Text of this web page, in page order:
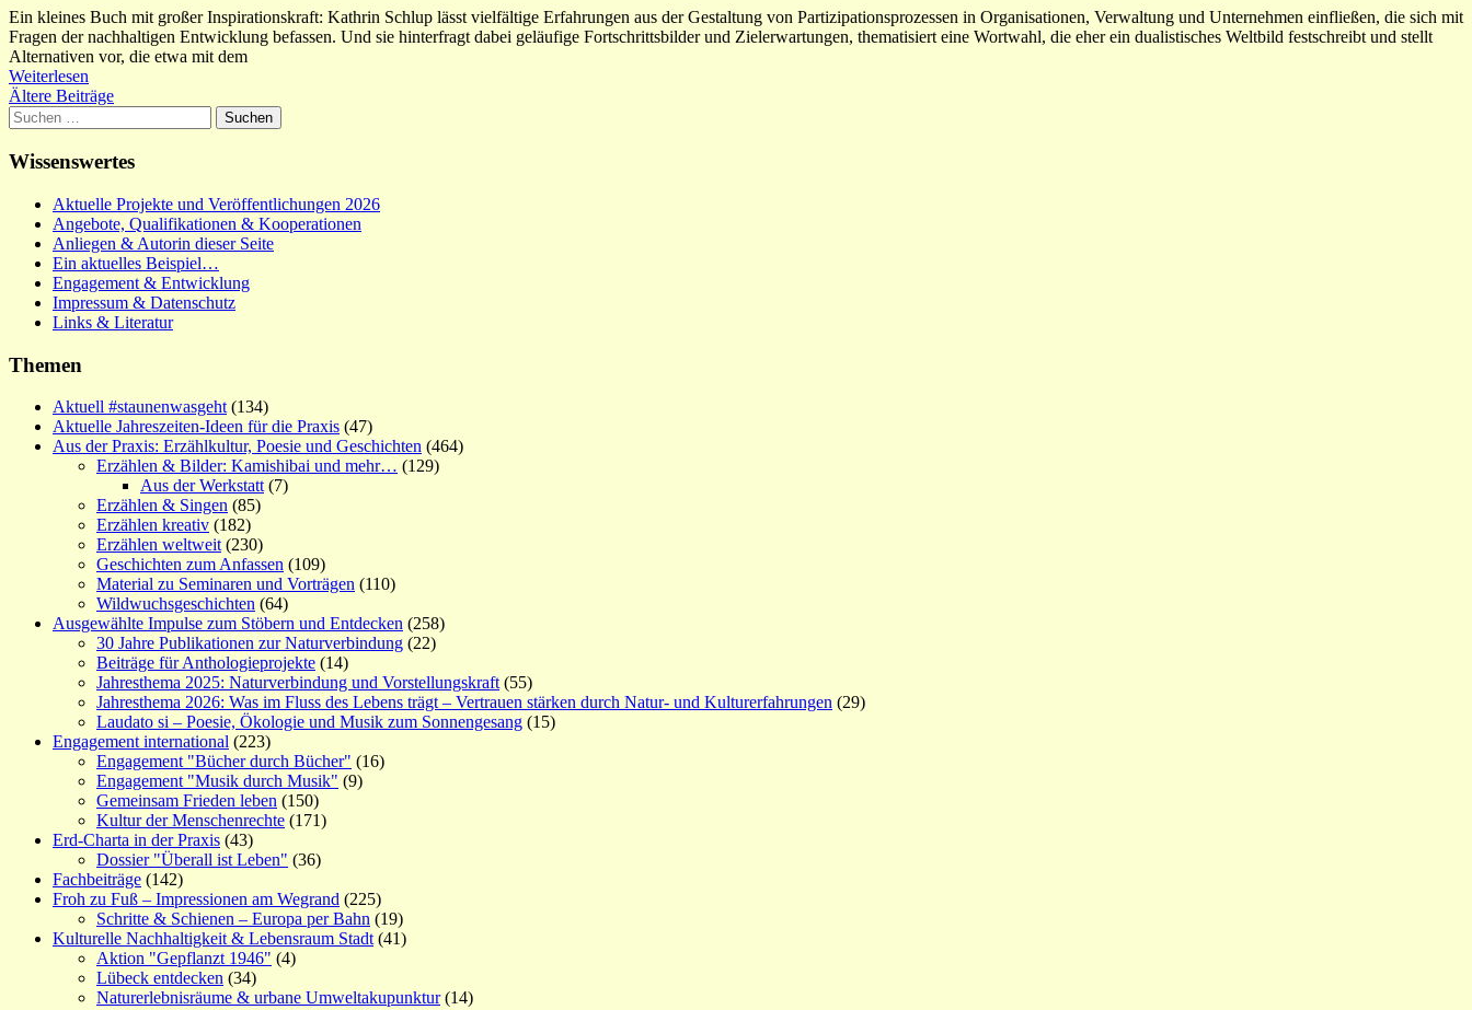
Ein kleines Buch mit großer Inspirationskraft: Kathrin Schlup lässt vielfältige Erfahrungen aus der Gestaltung von Partizipationsprozessen in Organisationen, Verwaltung und Unternehmen einfließen, die sich mit
Fragen der nachhaltigen Entwicklung befassen. Und sie hinterfragt dabei geläufige Fortschrittsbilder und Zielerwartungen, thematisiert eine Wortwahl, die eher ein dualistisches Weltbild festschreibt und stellt
Alternativen vor, die etwa mit dem
Weiterlesen
Beitragsnavigation
Ältere Beiträge
Suchen
nach:
Wissenswertes
Aktuelle Projekte und Veröffentlichungen 2026
Angebote, Qualifikationen & Kooperationen
Anliegen & Autorin dieser Seite
Ein aktuelles Beispiel…
Engagement & Entwicklung
Impressum & Datenschutz
Links & Literatur
Themen
Aktuell #staunenwasgeht (134)
Aktuelle Jahreszeiten-Ideen für die Praxis (47)
Aus der Praxis: Erzählkultur, Poesie und Geschichten (464)
Erzählen & Bilder: Kamishibai und mehr… (129)
Aus der Werkstatt (7)
Erzählen & Singen (85)
Erzählen kreativ (182)
Erzählen weltweit (230)
Geschichten zum Anfassen (109)
Material zu Seminaren und Vorträgen (110)
Wildwuchsgeschichten (64)
Ausgewählte Impulse zum Stöbern und Entdecken (258)
30 Jahre Publikationen zur Naturverbindung (22)
Beiträge für Anthologieprojekte (14)
Jahresthema 2025: Naturverbindung und Vorstellungskraft (55)
Jahresthema 2026: Was im Fluss des Lebens trägt – Vertrauen stärken durch Natur- und Kulturerfahrungen (29)
Laudato si – Poesie, Ökologie und Musik zum Sonnengesang (15)
Engagement international (223)
Engagement "Bücher durch Bücher" (16)
Engagement "Musik durch Musik" (9)
Gemeinsam Frieden leben (150)
Kultur der Menschenrechte (171)
Erd-Charta in der Praxis (43)
Dossier "Überall ist Leben" (36)
Fachbeiträge (142)
Froh zu Fuß – Impressionen am Wegrand (225)
Schritte & Schienen – Europa per Bahn (19)
Kulturelle Nachhaltigkeit & Lebensraum Stadt (41)
Aktion "Gepflanzt 1946" (4)
Lübeck entdecken (34)
Naturerlebnisräume & urbane Umweltakupunktur(14)